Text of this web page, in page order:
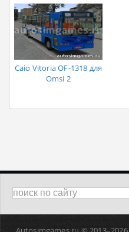
Caio Vitoria OF-1318 для
Omsi 2